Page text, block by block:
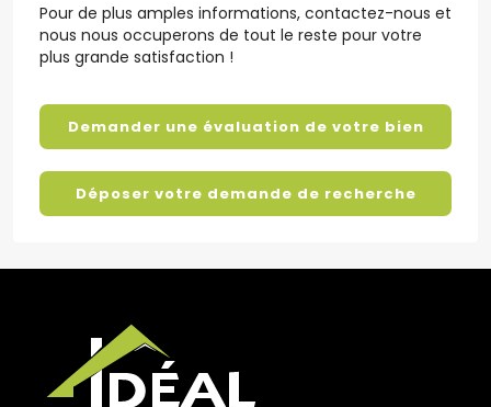
Pour de plus amples informations, contactez-nous et
nous nous occuperons de tout le reste pour votre
plus grande satisfaction !
Demander une évaluation de votre bien
Déposer votre demande de recherche